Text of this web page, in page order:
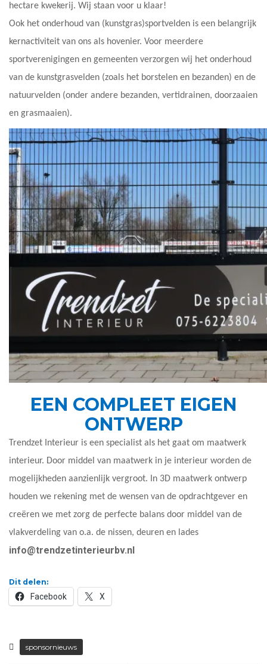
hectare kwekerij. Wij staan voor u klaar!
Ook het onderhoud van (kunstgras)sportvelden is een belangrijk
kernactiviteit van ons als hovenier. Voor meerdere
sportverenigingen en gemeenten verzorgen wij het onderhoud
van de kunstgrasvelden (zoals het borstelen en bezanden) en de
natuurvelden (onder andere bezanden, vertidrainen, doorzaaien
en grasmaaien).
EEN COMPLEET EIGEN
ONTWERP
Trendzet Interieur is een specialist als het gaat om maatwerk
interieur. Door middel van maatwerk in je interieur worden de
mogelijkheden aanzienlijk vergroot. In 3D maatwerk ontwerp
houden we rekening met de wensen van de opdrachtgever en
creëren we met zorg de perfecte balans door middel van de
vlakverdeling van o.a. de nissen, deuren en lades
info@trendzetinterieurbv.nl
Dit delen:
Facebook X
sponsornieuws